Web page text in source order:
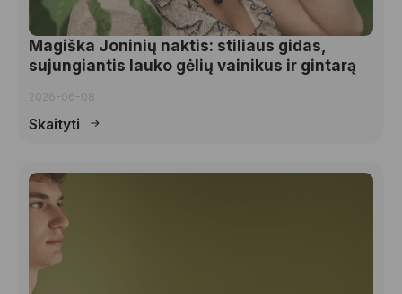
Magiška Joninių naktis: stiliaus gidas,
sujungiantis lauko gėlių vainikus ir gintarą
2026-06-08
Skaityti